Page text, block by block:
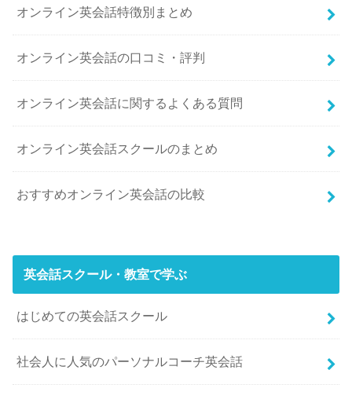
オンライン英会話特徴別まとめ
オンライン英会話の口コミ・評判
オンライン英会話に関するよくある質問
オンライン英会話スクールのまとめ
おすすめオンライン英会話の比較
英会話スクール・教室で学ぶ
はじめての英会話スクール
社会人に人気のパーソナルコーチ英会話